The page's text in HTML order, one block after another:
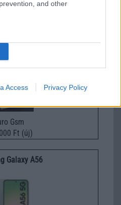
and other
Access Privacy Policy
Gsm
Ft (új)
Galaxy A56